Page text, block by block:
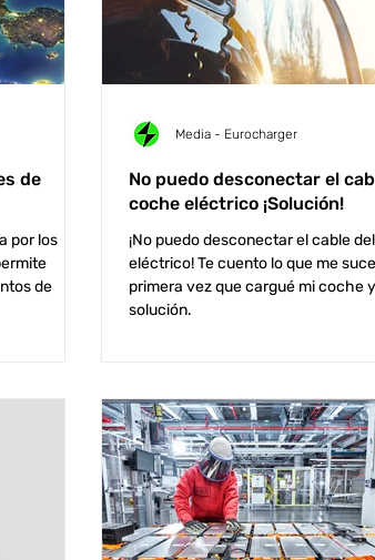
de
por los
de
No puedo desconectar el
coche eléctrico ¡Solución!
¡No puedo desconectar el cable
eléctrico! Te cuento lo que me
primera vez que cargué mi coche
solución.
Media - Eurocharger